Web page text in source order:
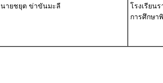
นายชยุต ข่าขันมะลี
โรงเรียน
การศึกษา